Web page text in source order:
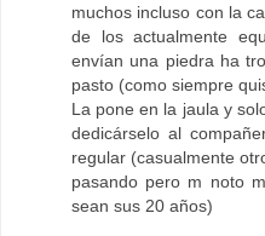
muchos incluso con la
de los actualmente
envían una piedra ha
pasto (como siempre
La pone en la jaula y
dedicárselo al
regular (casualmente
pasando pero m noto
sean sus 20 años)